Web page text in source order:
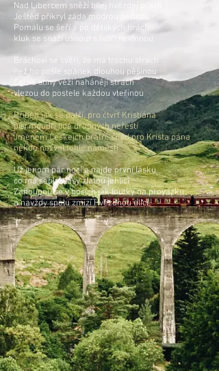
Nad Libercem sněží bílej hvězdej prach
Ještěd přikryl záda modrou peřinou
Pomalu se šeří a po dětských hrách
kluk se snaží usnout s tváří nevinnou
Bráchovi se svěří, že má trochu strach
než ho pošle spánek dlouhou pěšinou
Černé stíny věží nahánějí strach
vlezou do postele každou vteřinou
Příběh jak se patří, pro čtvrť Kristiána
píší moudří lidé drobných neřestí
Jménem Českejch bratří, snad pro Krista pána
někdo nazval tohle náměstí
Už jenom pár nocí a najde první lásku
co má seplý vlasy zlatou jehlicí
Zahoupou se v bocích jak loutky na provázku
a navždy spolu zmizí Hvězdnou ulicí